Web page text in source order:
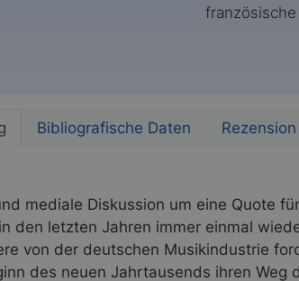
Bibliografische Daten Rezension
mediale Diskussion um eine Quote
den letzten Jahren immer einmal
von der deutschen Musikindustrie
des neuen Jahrtausends ihren Weg